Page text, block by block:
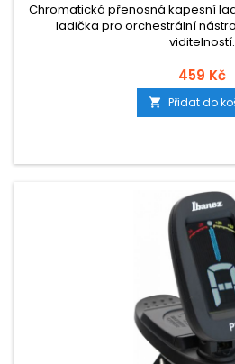
Chromatická přenosná kapesní
ladička pro orchestrální
viditelností.
459 Kč
 Přidat do